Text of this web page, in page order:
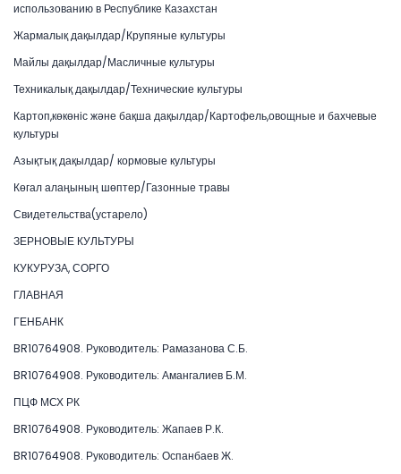
использованию в Республике Казахстан
Жармалық дақылдар/Крупяные культуры
Майлы дақылдар/Масличные культуры
Техникалық дақылдар/Технические культуры
Картоп,көкөніс және бақша дақылдар/Картофель,овощные и бахчевые
культуры
Азықтық дақылдар/ кормовые культуры
Көгал алаңының шөптер/Газонные травы
Свидетельства(устарело)
ЗЕРНОВЫЕ КУЛЬТУРЫ
КУКУРУЗА, СОРГО
ГЛАВНАЯ
ГЕНБАНК
BR10764908. Руководитель: Рамазанова С.Б.
BR10764908. Руководитель: Амангалиев Б.М.
ПЦФ МСХ РК
BR10764908. Руководитель: Жапаев Р.К.
BR10764908. Руководитель: Оспанбаев Ж.